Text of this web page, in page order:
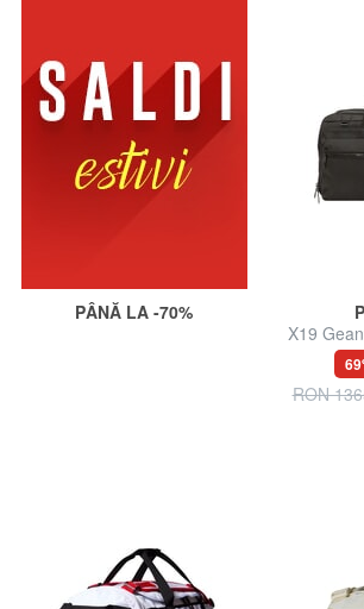
PÂNĂ LA -70%
X19
cu
RON